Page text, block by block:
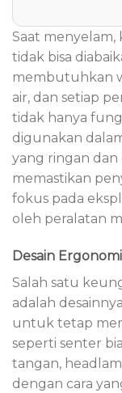
Saat menyelam,
tidak bisa
membutuhkan
air, dan setiap
tidak hanya
digunakan
yang ringan
memastikan
fokus pada
oleh peralatan
Desain
Salah satu
adalah
untuk tetap
seperti senter
tangan,
dengan cara